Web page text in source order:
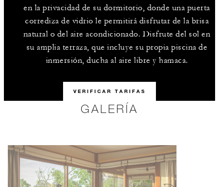
en la privacidad de su dormitorio, donde una puerta
corrediza de vidrio le permitirá disfrutar de la brisa
natural o del aire acondicionado. Disfrute del sol en
su amplia terraza, que incluye su propia piscina de
inmersión, ducha al aire libre y hamaca.
VERIFICAR TARIFAS
GALERÍA